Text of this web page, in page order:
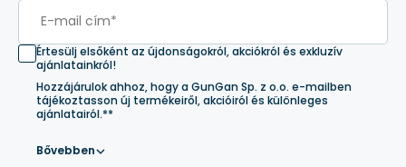
Értesülj elsőként az újdonságokról, akciókról és exkluzív
ajánlatainkról!
Hozzájárulok ahhoz, hogy a GunGan Sp. z o.o. e-mailben
tájékoztasson új termékeiről, akcióiról és különleges
ajánlatairól.**
Bővebben